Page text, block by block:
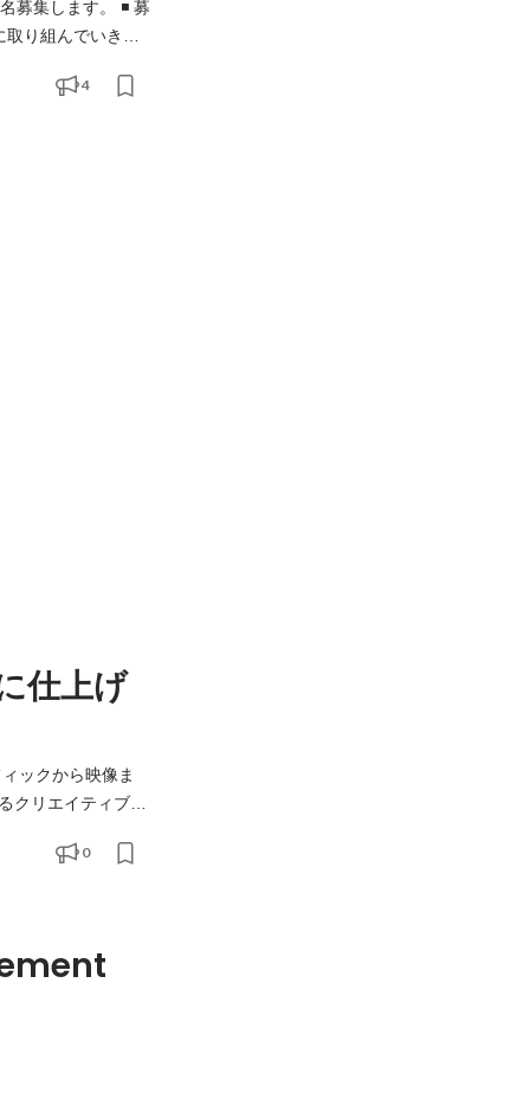
します。 ◾️ 募
り組んでいきま
4
仕上げ
ックから映像ま
クリエイティブ製
ント・採用広報
0